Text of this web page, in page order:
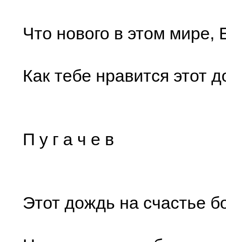
Что нового в этом мире,
Как тебе нравится этот
П у г а ч е в
Этот дождь на счастье